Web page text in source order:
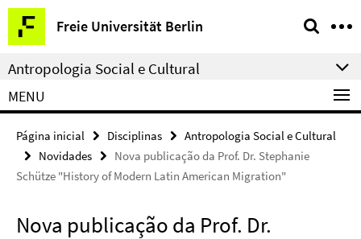
Springe
direkt
zu
Inhalt
Freie Universität Berlin
Serviço
de
navegação
Antropologia Social e Cultural
MENU
Página inicial Disciplinas
Antropologia Social e Cultural
Novidades
Nova publicação da Prof. Dr. Stephanie
Schütze "History of Modern Latin American Migration"
Nova publicação da Prof. Dr.